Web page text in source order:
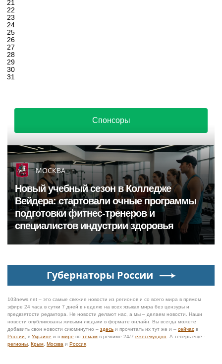
21
22
23
24
25
26
27
28
29
30
31
Спонсоры
МОСКВА
Новый учебный сезон в Колледже
Вейдера: стартовали очные программы
подготовки фитнес-тренеров и
специалистов индустрии здоровья
Губернаторы России
103news.net – это самые свежие новости из регионов и со всего мира в прямом
эфире 24 часа в сутки 7 дней в неделю на всех языках мира без цензуры и
предвзятости редактора. Не новости делают нас, а мы – делаем новости. Наши
новости опубликованы живыми людьми в формате онлайн. Вы всегда можете
добавить свои новости сиюминутно – здесь и прочитать их тут же и – сейчас в
России , в Украине и в мире по темам в режиме 24/7 ежесекундно . А теперь ещё -
регионы Крым Москва и Россия